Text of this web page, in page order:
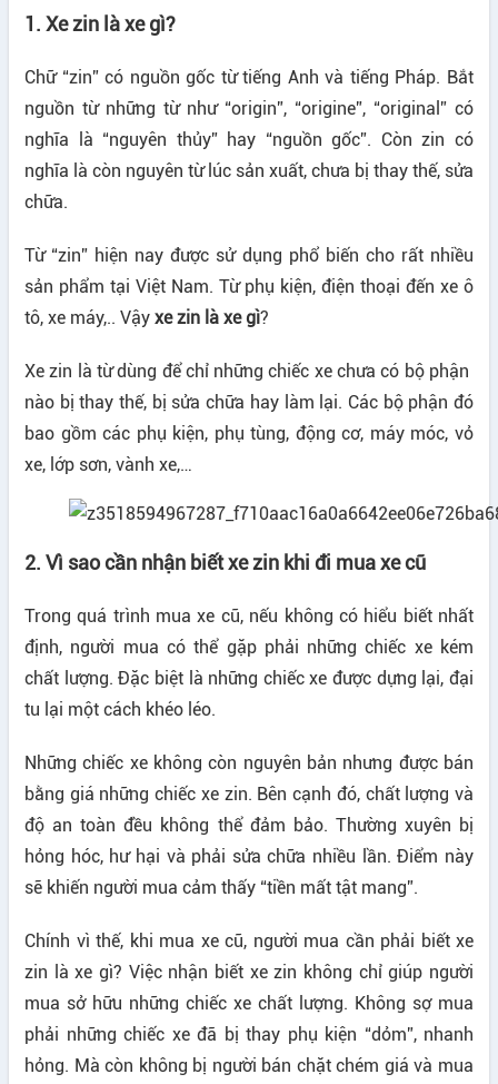
1. Xe zin là xe gì?
Chữ “zin” có nguồn gốc từ tiếng Anh và tiếng Pháp. Bắt
nguồn từ những từ như “origin”, “origine”, “original” có
nghĩa là “nguyên thủy” hay “nguồn gốc”. Còn zin có
nghĩa là còn nguyên từ lúc sản xuất, chưa bị thay thế, sửa
chữa.
Từ “zin” hiện nay được sử dụng phổ biến cho rất nhiều
sản phẩm tại Việt Nam. Từ phụ kiện, điện thoại đến xe ô
tô, xe máy,.. Vậy xe zin là xe gì?
Xe zin là từ dùng để chỉ những chiếc xe chưa có bộ phận
nào bị thay thế, bị sửa chữa hay làm lại. Các bộ phận đó
bao gồm các phụ kiện, phụ tùng, động cơ, máy móc, vỏ
xe, lớp sơn, vành xe,…
2. Vì sao cần nhận biết xe zin khi đi mua xe cũ
Trong quá trình mua xe cũ, nếu không có hiểu biết nhất
định, người mua có thể gặp phải những chiếc xe kém
chất lượng. Đặc biệt là những chiếc xe được dựng lại, đại
tu lại một cách khéo léo.
Những chiếc xe không còn nguyên bản nhưng được bán
bằng giá những chiếc xe zin. Bên cạnh đó, chất lượng và
độ an toàn đều không thể đảm bảo. Thường xuyên bị
hỏng hóc, hư hại và phải sửa chữa nhiều lần. Điểm này
sẽ khiến người mua cảm thấy “tiền mất tật mang”.
Chính vì thế, khi mua xe cũ, người mua cần phải biết xe
zin là xe gì? Việc nhận biết xe zin không chỉ giúp người
mua sở hữu những chiếc xe chất lượng. Không sợ mua
phải những chiếc xe đã bị thay phụ kiện “dỏm”, nhanh
hỏng. Mà còn không bị người bán chặt chém giá và mua